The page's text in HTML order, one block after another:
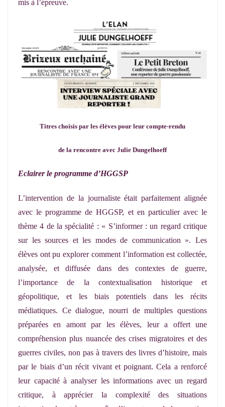
mis à l’épreuve.
Titres choisis par les élèves pour leur compte-rendu
de la rencontre avec Julie Dungelhoeff
Eclairer le programme d’HGGSP
L’intervention de la journaliste était parfaitement alignée
avec le programme de HGGSP, et en particulier avec le
thème 4 de la spécialité : « S’informer : un regard critique
sur les sources et les modes de communication ». Les
élèves ont pu explorer comment l’information est collectée,
analysée, et diffusée dans des contextes de guerre,
l’importance de la contextualisation historique et
géopolitique, et les biais potentiels dans les récits
médiatiques. Ce dialogue, nourri de multiples questions
préparées en amont par les élèves, leur a offert une
compréhension plus nuancée des crises migratoires et des
guerres civiles, non pas à travers des livres d’histoire, mais
par le biais d’un récit vivant et poignant. Cela a renforcé
leur capacité à analyser les informations avec un regard
critique, à apprécier la complexité des situations